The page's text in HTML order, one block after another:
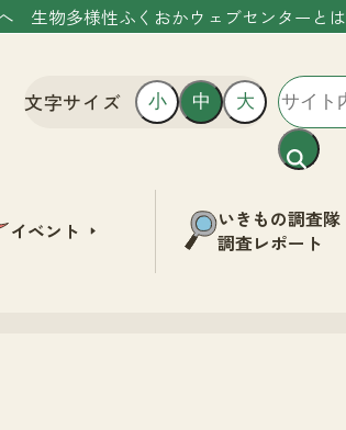
生物多様性ふくおかウェブセンターとは
文字サイズ 小 中 大
イベント
いきもの調査隊
調査レポート